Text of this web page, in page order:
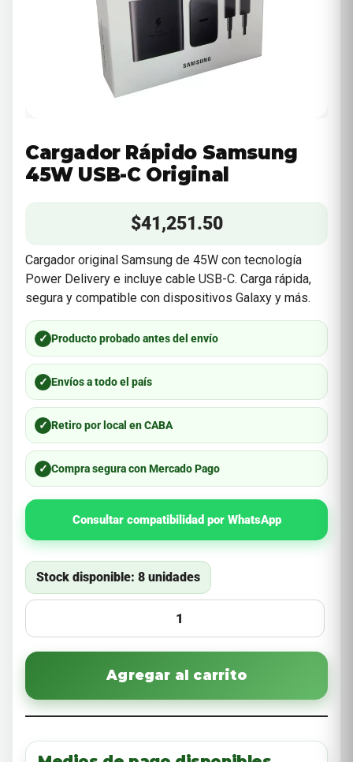
Cargador Rápido Samsung
45W USB-C Original
$41,251.50
Cargador original Samsung de 45W con tecnología
Power Delivery e incluye cable USB-C. Carga rápida,
segura y compatible con dispositivos Galaxy y más.
✓ Producto probado antes del envío
✓ Envíos a todo el país
✓ Retiro por local en CABA
✓ Compra segura con Mercado Pago
Consultar compatibilidad por WhatsApp
Stock disponible: 8 unidades
Agregar al carrito